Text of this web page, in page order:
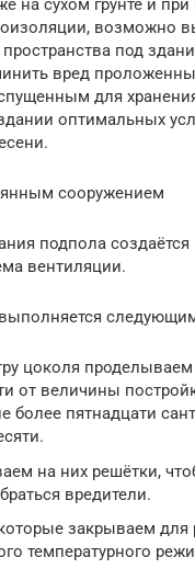
на сухом грунте и при
возможно
под
вред
для
оптимальных
сооружением
подпола создаётся
вентиляции.
цоколя
от величины
более пятнадцати
на них решётки,
вредители.
закрываем для
температурного